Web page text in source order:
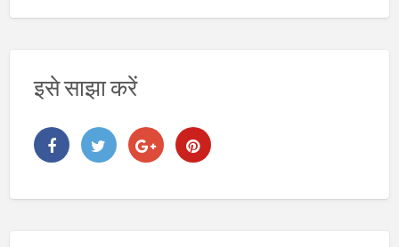
इसे साझा करें